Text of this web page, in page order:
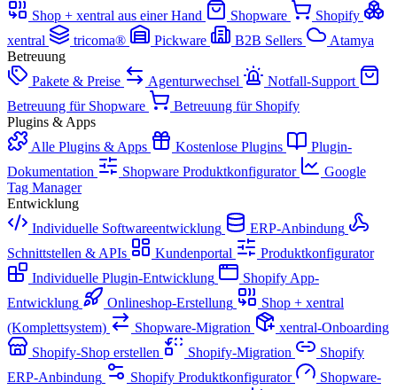
Shop + xentral aus einer Hand
Shopware
Shopify
xentral
tricoma® Pickware B2B Sellers
Atamya
Betreuung
Pakete & Preise
Agenturwechsel
Notfall-Support
Betreuung für Shopware
Betreuung für Shopify
Plugins & Apps
Alle Plugins & Apps
Kostenlose Plugins
Plugin-
Dokumentation
Shopware Produktkonfigurator
Google
Tag Manager
Entwicklung
Individuelle Softwareentwicklung
ERP-Anbindung
Schnittstellen & APIs
Kundenportal
Produktkonfigurator
Individuelle Plugin-Entwicklung
Shopify App-
Entwicklung
Onlineshop-Erstellung
Shop + xentral
(Komplettsystem)
Shopware-Migration
xentral-Onboarding
Shopify-Shop erstellen
Shopify-Migration
Shopify
ERP-Anbindung
Shopify Produktkonfigurator
Shopware-